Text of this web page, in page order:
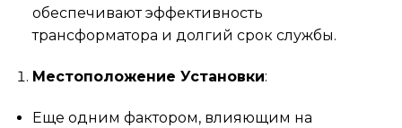
обеспечивают эффективность
трансформатора и долгий срок службы.
Местоположение Установки:
Еще одним фактором, влияющим на